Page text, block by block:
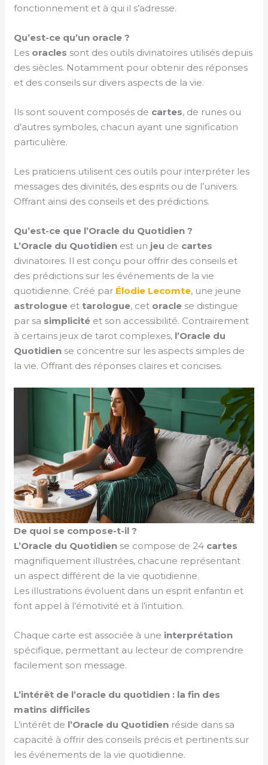
fonctionnement et à qui il s’adresse.
Qu’est-ce qu’un oracle ?
Les oracles sont des outils divinatoires utilisés depuis
des siècles. Notamment pour obtenir des réponses
et des conseils sur divers aspects de la vie.
Ils sont souvent composés de cartes, de runes ou
d’autres symboles, chacun ayant une signification
particulière.
Les praticiens utilisent ces outils pour interpréter les
messages des divinités, des esprits ou de l’univers.
Offrant ainsi des conseils et des prédictions.
Qu’est-ce que l’Oracle du Quotidien ?
L’Oracle du Quotidien est un jeu de cartes
divinatoires. Il est conçu pour offrir des conseils et
des prédictions sur les événements de la vie
quotidienne. Créé par Élodie Lecomte, une jeune
astrologue ettarologue, cet oracle se distingue
par sa simplicité et son accessibilité. Contrairement
à certains jeux de tarot complexes, l’Oracle du
Quotidien se concentre sur les aspects simples de
la vie. Offrant des réponses claires et concises.
De quoi se compose-t-il ?
L’Oracle du Quotidien se compose de 24 cartes
magnifiquement illustrées, chacune représentant
un aspect différent de la vie quotidienne.
Les illustrations évoluent dans un esprit enfantin et
font appel à l’émotivité et à l’intuition.
Chaque carte est associée à une interprétation
spécifique, permettant au lecteur de comprendre
facilement son message.
L’intérêt de l’oracle du quotidien : la fin des
matins difficiles
L’intérêt de l’Oracle du Quotidien réside dans sa
capacité à offrir des conseils précis et pertinents sur
les événements de la vie quotidienne.